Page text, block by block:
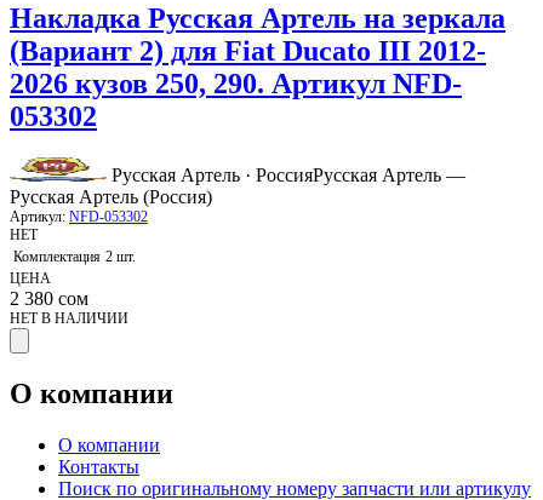
Накладка Русская Артель на зеркала
(Вариант 2) для Fiat Ducato III 2012-
2026 кузов 250, 290. Артикул NFD-
053302
Русская Артель · РоссияРусская Артель —
Русская Артель (Россия)
Артикул: NFD-053302
НЕТ
Комплектация 2 шт.
ЦЕНА
2 380 сом
НЕТ В НАЛИЧИИ
О компании
О компании
Контакты
Поиск по оригинальному номеру запчасти или артикулу